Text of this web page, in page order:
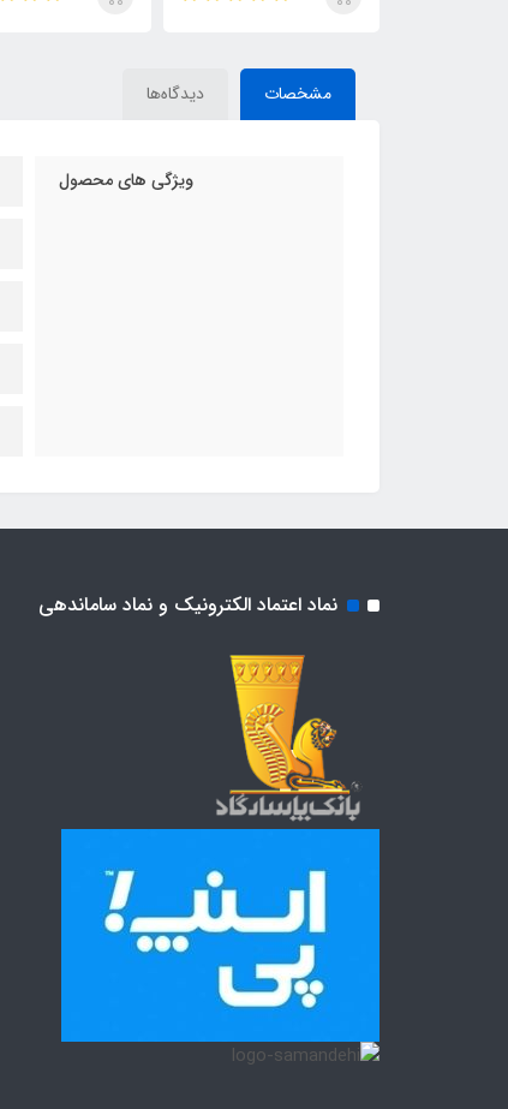
مشخصات دیدگاه‌ها
ویژگی های محصول
نماد اعتماد الکترونیک و نماد ساماندهی